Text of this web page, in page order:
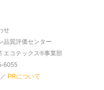
せ
品質評価センター
エコテックス®事業部
6055
／ PRについて